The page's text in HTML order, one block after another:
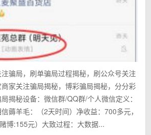
骗局，刷单骗局过程揭秘，刷公众号关注
家关注骗局揭秘，博彩骗局揭秘，分分彩
揭秘设备：微信群/QQ群/个人微信定义：
薅羊毛：（2天时间）净收益：700多元，
博:155元）大致过程：大数据...